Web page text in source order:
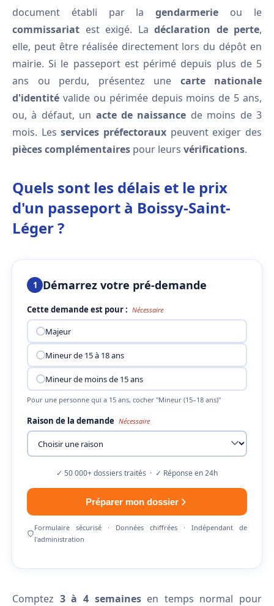
document établi par lagendarmerie ou le
commissariat est exigé. La déclaration de perte,
elle, peut être réalisée directement lors du dépôt en
mairie. Si le passeport est périmé depuis plus de 5
ans ou perdu, présentez une carte nationale
d'identité valide ou périmée depuis moins de 5 ans,
ou, à défaut, un acte de naissance de moins de 3
mois. Lesservices préfectoraux peuvent exiger des
pièces complémentaires pour leurs vérifications.
Quels sont les délais et le prix
d'un passeport à Boissy-Saint-
Léger ?
1 Démarrez votre pré-demande
Cette demande est pour : Nécessaire
Majeur
Mineur de 15 à 18 ans
Mineur de moins de 15 ans
Pour une personne qui a 15 ans, cocher "Mineur (15–18 ans)"
Raison de la demande Nécessaire
✓ 50 000+ dossiers traités · ✓ Réponse en 24h
Préparer mon dossier
Formulaire sécurisé · Données chiffrées · Indépendant de
l'administration
Comptez 3 à 4 semainesen temps normal pour